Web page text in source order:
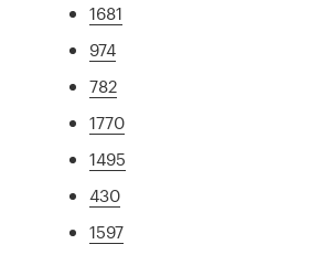
1681
974
782
1770
1495
430
1597